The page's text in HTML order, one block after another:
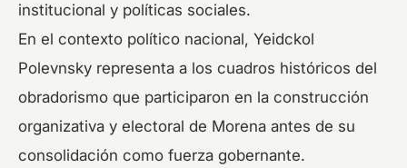
institucional y políticas sociales.
En el contexto político nacional, Yeidckol
Polevnsky representa a los cuadros históricos del
obradorismo que participaron en la construcción
organizativa y electoral de Morena antes de su
consolidación como fuerza gobernante.